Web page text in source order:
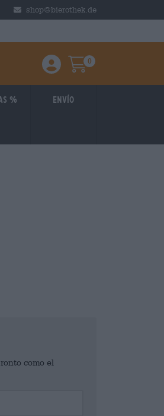
shop@bierothek.de
Einloggen / Anmelden
Warenkorb
0
% Envío
como el